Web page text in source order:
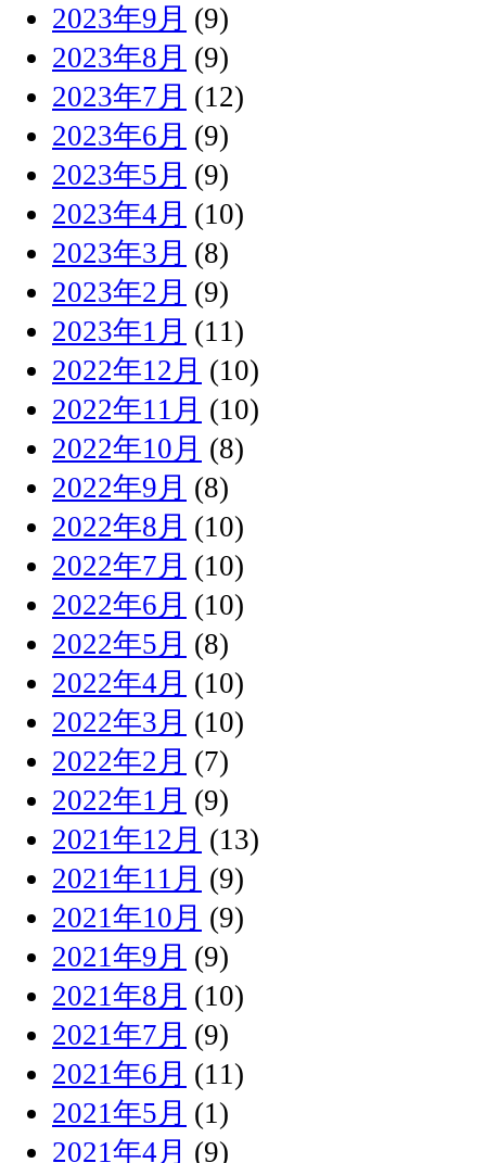
2023年9月 (9)
2023年8月 (9)
2023年7月 (12)
2023年6月 (9)
2023年5月 (9)
2023年4月 (10)
2023年3月 (8)
2023年2月 (9)
2023年1月 (11)
2022年12月 (10)
2022年11月 (10)
2022年10月 (8)
2022年9月 (8)
2022年8月 (10)
2022年7月 (10)
2022年6月 (10)
2022年5月 (8)
2022年4月 (10)
2022年3月 (10)
2022年2月 (7)
2022年1月 (9)
2021年12月 (13)
2021年11月 (9)
2021年10月 (9)
2021年9月 (9)
2021年8月 (10)
2021年7月 (9)
2021年6月 (11)
2021年5月 (1)
2021年4月 (9)